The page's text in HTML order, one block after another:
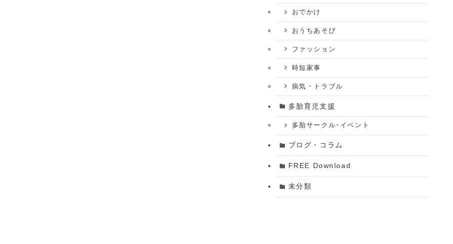
おでかけ
おうちあそび
ファッション
時短家事
病気・トラブル
多胎育児支援
多胎サークル･イベント
ブログ・コラム
FREE Download
未分類